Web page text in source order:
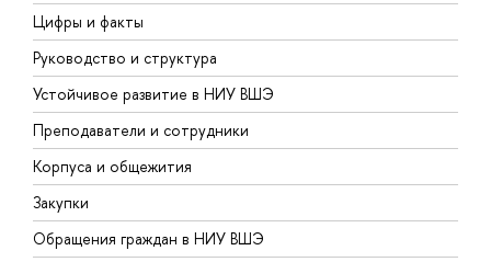
Цифры и факты
Руководство и структура
Устойчивое развитие в НИУ ВШЭ
Преподаватели и сотрудники
Корпуса и общежития
Закупки
Обращения граждан в НИУ ВШЭ